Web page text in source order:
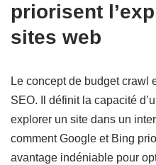
priorisent
sites web
Le concept de budget crawl
SEO. Il définit la capacité
explorer un site dans un
comment Google et Bing
avantage indéniable pour